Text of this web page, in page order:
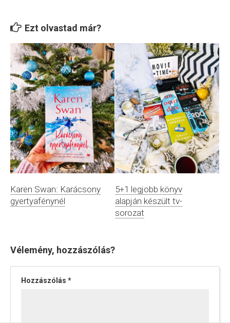
Ezt olvastad már?
Karen Swan: Karácsony
gyertyafénynél
5+1 legjobb könyv
alapján készült tv-
sorozat
Vélemény, hozzászólás?
Hozzászólás *